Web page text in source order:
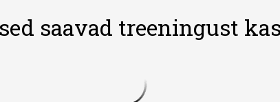
saavad treeningust